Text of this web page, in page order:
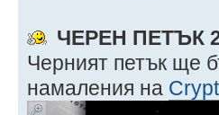
ЧЕРЕН ПЕТЪК
Черният петък ще
намаления на